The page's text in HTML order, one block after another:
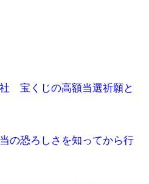
社 宝くじの高額当選祈願と
の恐ろしさを知ってから行